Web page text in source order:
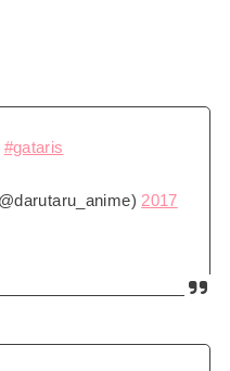
#gataris
2017